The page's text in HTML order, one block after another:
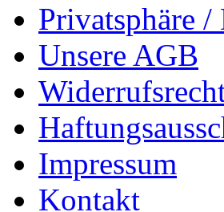
Privatsphäre /
Unsere AGB
Impressum
Kontakt